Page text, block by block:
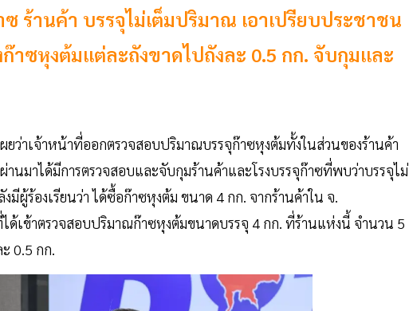
ร้านค้า บรรจุไม่เต็มปริมาณ เอาเปรียบประชาชน
าซหุงต้มแต่ละถังขาดไปถังละ 0.5 กก. จับกุมและ
ผยว่าเจ้าหน้าที่ออกตรวจสอบปริมาณบรรจุก๊าซหุงต้มทั้งในส่วนของร้านค้า
นมาได้มีการตรวจสอบและจับกุมร้านค้าและโรงบรรจุก๊าซที่พบว่าบรรจุไม่
มีผู้ร้องเรียนว่า ได้ซื้อก๊าซหุงต้ม ขนาด 4 กก. จากร้านค้าใน จ.
ด้เข้าตรวจสอบปริมาณก๊าซหุงต้มขนาดบรรจุ 4 กก. ที่ร้านแห่งนี้ จำนวน 5
0.5 กก.